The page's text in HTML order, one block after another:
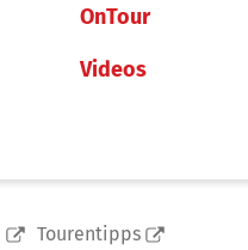
OnTour
Videos
Tourentipps